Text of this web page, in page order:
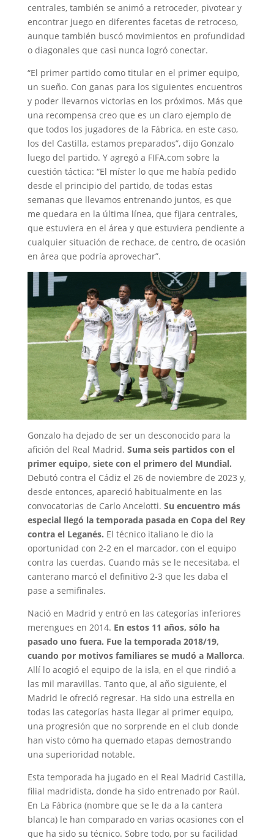
centrales, también se animó a retroceder, pivotear y
encontrar juego en diferentes facetas de retroceso,
aunque también buscó movimientos en profundidad
o diagonales que casi nunca logró conectar.
“El primer partido como titular en el primer equipo,
un sueño. Con ganas para los siguientes encuentros
y poder llevarnos victorias en los próximos. Más que
una recompensa creo que es un claro ejemplo de
que todos los jugadores de la Fábrica, en este caso,
los del Castilla, estamos preparados”, dijo Gonzalo
luego del partido. Y agregó a FIFA.com sobre la
cuestión táctica: “El míster lo que me había pedido
desde el principio del partido, de todas estas
semanas que llevamos entrenando juntos, es que
me quedara en la última línea, que fijara centrales,
que estuviera en el área y que estuviera pendiente a
cualquier situación de rechace, de centro, de ocasión
en área que podría aprovechar”.
Gonzalo ha dejado de ser un desconocido para la
afición del Real Madrid. Suma seis partidos con el
primer equipo, siete con el primero del Mundial.
Debutó contra el Cádiz el 26 de noviembre de 2023 y,
desde entonces, apareció habitualmente en las
convocatorias de Carlo Ancelotti. Su encuentro más
especial llegó la temporada pasada en Copa del Rey
contra el Leganés. El técnico italiano le dio la
oportunidad con 2-2 en el marcador, con el equipo
contra las cuerdas. Cuando más se le necesitaba, el
canterano marcó el definitivo 2-3 que les daba el
pase a semifinales.
Nació en Madrid y entró en las categorías inferiores
merengues en 2014. En estos 11 años, sólo ha
pasado uno fuera. Fue la temporada 2018/19,
cuando por motivos familiares se mudó a Mallorca.
Allí lo acogió el equipo de la isla, en el que rindió a
las mil maravillas. Tanto que, al año siguiente, el
Madrid le ofreció regresar. Ha sido una estrella en
todas las categorías hasta llegar al primer equipo,
una progresión que no sorprende en el club donde
han visto cómo ha quemado etapas demostrando
una superioridad notable.
Esta temporada ha jugado en el Real Madrid Castilla,
filial madridista, donde ha sido entrenado por Raúl.
En La Fábrica (nombre que se le da a la cantera
blanca) le han comparado en varias ocasiones con el
que ha sido su técnico. Sobre todo, por su facilidad